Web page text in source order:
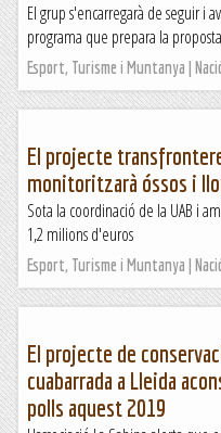
El grup s'encarregarà de seguir i
programa que prepara la
Esport, Turisme i Muntanya |
El projecte
monitoritzarà óssos i
Sota la coordinació de la UAB i
1,2 milions d'euros
Esport, Turisme i Muntanya |
El projecte de
cuabarrada a Lleida
polls aquest 2019